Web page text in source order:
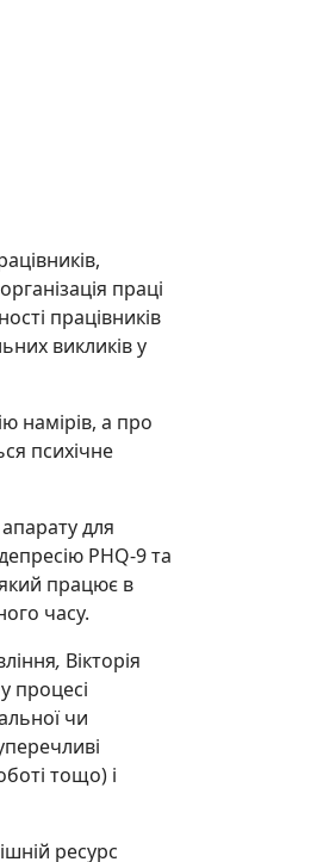
праці
працівників
викликів у
намірів, а про
психічне
для
PHQ-9 та
працює в
часу.
, Вікторія
процесі
чи
тощо) і
ресурс